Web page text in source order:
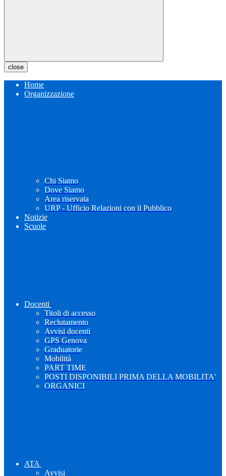
close
Home
Organizzazione
Chi Siamo
Dove Siamo
Area riservata
URP - Ufficio Relazioni con il Pubblico
Notizie
Scuole
Docenti
Titoli di accesso
Reclutamento
Avvisi docenti
GPS Genova
Graduatorie
Mobilità
PART TIME
POSTI DISPONIBILI PRIMA DELLA MOBILITA'
ORGANICI
ATA
Avvisi